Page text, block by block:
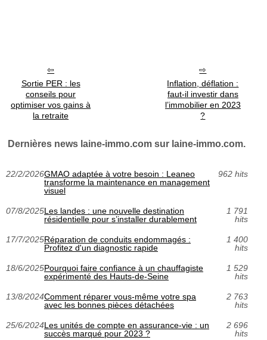
Sortie PER : les
conseils pour
optimiser vos gains à
la retraite
Inflation, déflation :
faut-il investir dans
l’immobilier en 2023
?
Dernières news laine-immo.com sur laine-immo.com.
22/2/2026GMAO adaptée à votre besoin : Leaneo
transforme la maintenance en management
visuel
962 hits
07/8/2025Les landes : une nouvelle destination
résidentielle pour s’installer durablement
1 791
hits
17/7/2025Réparation de conduits endommagés :
Profitez d'un diagnostic rapide
1 400
hits
18/6/2025Pourquoi faire confiance à un chauffagiste
expérimenté des Hauts-de-Seine
1 529
hits
13/8/2024Comment réparer vous-même votre spa
avec les bonnes pièces détachées
2 763
hits
25/6/2024Les unités de compte en assurance-vie : un
succès marqué pour 2023 ?
2 696
hits